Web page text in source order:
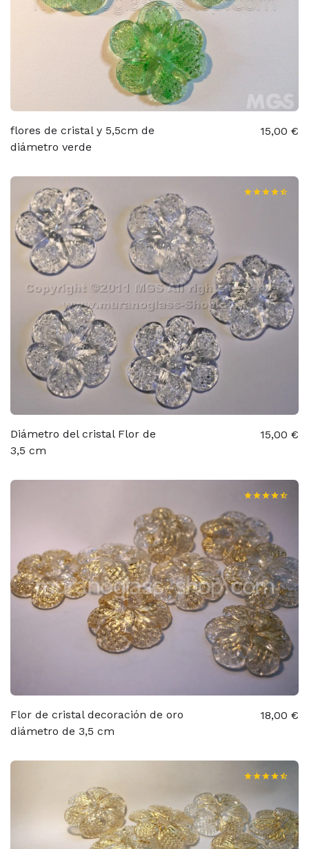
flores de cristal y 5,5cm de
diámetro verde
15,00 €
Diámetro del cristal Flor de
3,5 cm
15,00 €
Flor de cristal decoración de oro
diámetro de 3,5 cm
18,00 €